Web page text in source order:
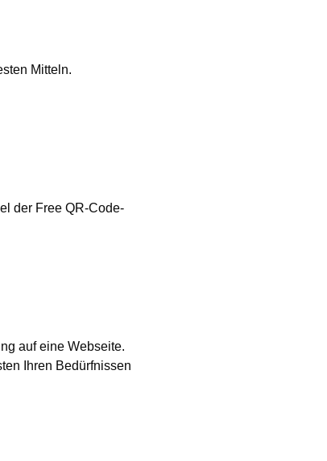
Mitteln.
der Free QR-Code-
auf eine Webseite.
Ihren Bedürfnissen